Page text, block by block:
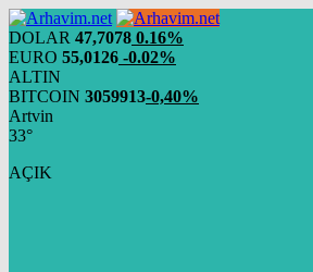
DOLAR 47,7078 0.16%
EURO 55,0126 -0.02%
ALTIN
BITCOIN 3059913-0,40%
Artvin
33°
AÇIK